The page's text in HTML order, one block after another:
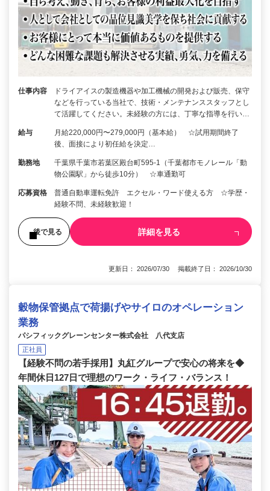
仕事内容
ドライアイスの製造機器や加工機械の開発および販売、保守
などを行っている当社で、技術・メンテナンススタッフとし
て活躍してください。未経験の方には、丁寧な指導を行い…
給与
月給220,000円〜279,000円（基本給） ☆試用期間終了
後、面接により初任給を決定…
勤務地
千葉県千葉市若葉区殿台町595-1（千葉都市モノレール「動
物公園駅」から徒歩10分） ☆車通勤可
応募資格
普通自動車運転免許 エクセル・ワード使える方 ☆学歴・
経験不問、未経験歓迎！
後で見る 詳細を見る
更新日： 2026/07/30 掲載終了日： 2026/10/30
穀物保管拠点で荷揚げやサイロのオペレーション
業務
パシフィックグレーンセンター株式会社 八代支店
正社員
【経験不問の若手採用】丸紅グループで安心の将来を◆
年間休日127日で理想のワーク・ライフ・バランス！